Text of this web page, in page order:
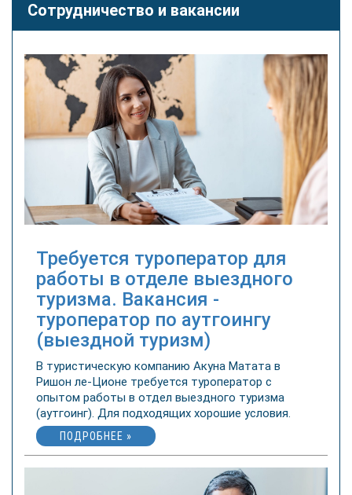
Сотрудничество и вакансии
Требуется туроператор для
работы в отделе выездного
туризма. Вакансия -
туроператор по аутгоингу
(выездной туризм)
В туристическую компанию Акуна Матата в
Ришон ле-Ционе требуется туроператор с
опытом работы в отдел выездного туризма
(аутгоинг). Для подходящих хорошие условия.
ПОДРОБНЕЕ »